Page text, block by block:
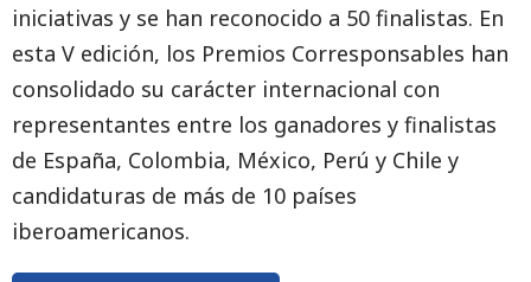
iniciativas y se han reconocido a 50 finalistas. En
esta V edición, los Premios Corresponsables han
consolidado su carácter internacional con
representantes entre los ganadores y finalistas
de España, Colombia, México, Perú y Chile y
candidaturas de más de 10 países
iberoamericanos.